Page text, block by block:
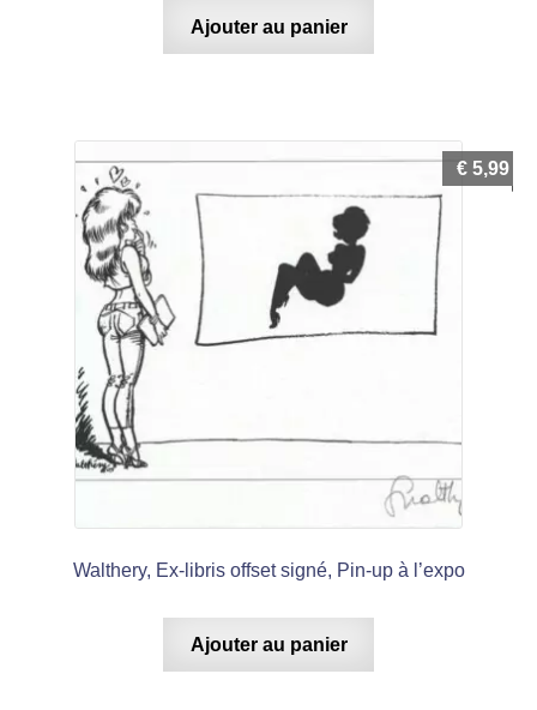
Ajouter au panier
Walthery, Ex-libris offset signé, Pin-up à l’expo
€ 5,99
Ajouter au panier